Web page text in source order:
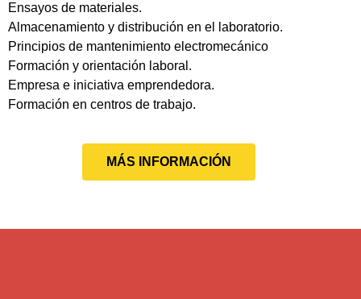
Ensayos de materiales.
Almacenamiento y distribución en el laboratorio.
Principios de mantenimiento electromecánico
Formación y orientación laboral.
Empresa e iniciativa emprendedora.
Formación en centros de trabajo.
MÁS INFORMACIÓN